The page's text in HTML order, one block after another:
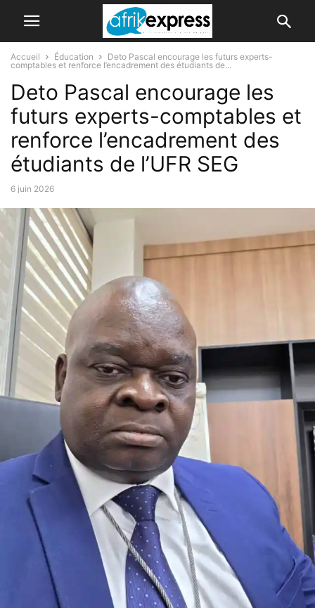
Accueil Éducation
Deto Pascal encourage les futurs experts-
comptables et renforce l’encadrement des étudiants de...
Deto Pascal encourage les
futurs experts-comptables et
renforce l’encadrement des
étudiants de l’UFR SEG
6 juin 2026